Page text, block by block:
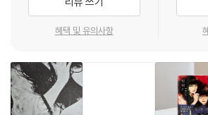
“살인의 계획도, 실행도 완벽했다.
“독자를 놀라게, 전율하게 만들어보고 싶었습니
뷰에서
혜택 및 유의사항